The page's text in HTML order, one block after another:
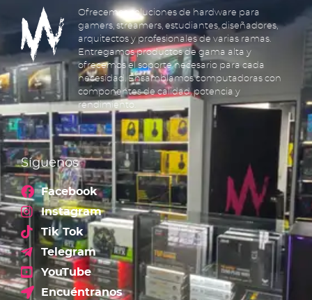
Ofrecemos soluciones de hardware para
gamers, streamers, estudiantes, diseñadores,
arquitectos y profesionales de varias ramas.
Entregamos productos de gama alta y
ofrecemos el soporte necesario para cada
necesidad. Ensamblamos computadoras con
componentes de calidad, potencia y
rendimiento.
Síguenos
Facebook
Instagram
Tik Tok
Telegram
YouTube
Encuéntranos